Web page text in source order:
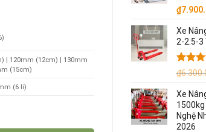
| 120mm (12cm) | 130mm
(15cm)
(6 li)
₫
Xe
2-2.5-3
Được
5 sao
₫
Xe
1500kg
Nghệ
2026